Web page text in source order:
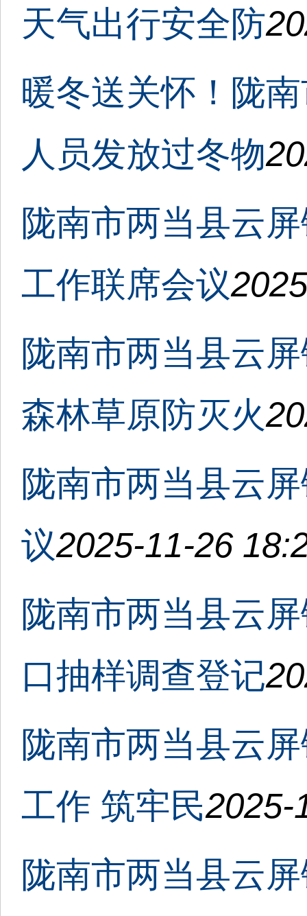
天气出行安全防
暖冬送关怀！陇
人员发放过冬物
陇南市两当县云
工作联席会议
陇南市两当县云
森林草原防灭火
陇南市两当县云
议2025-11-26
陇南市两当县云
口抽样调查登记
陇南市两当县云
工作 筑牢民2025-
陇南市两当县云